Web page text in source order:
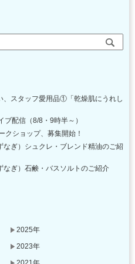
、スタッフ愛用品①「乾燥肌にうれし
ブ配信（8/8・9時半～）
クショップ、募集開始！
なぎ）シュクレ・ブレンド精油のご紹
なぎ）石鹸・バスソルトのご紹介
2025年
2023年